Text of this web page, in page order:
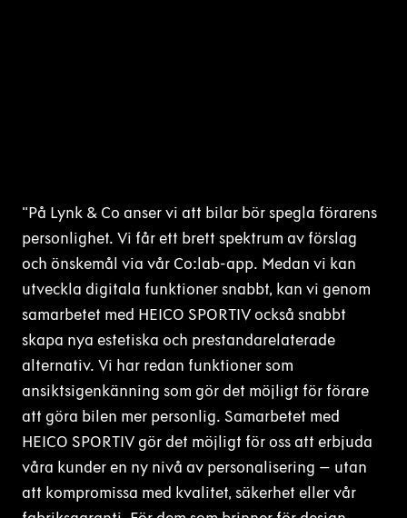
"På Lynk & Co anser vi att bilar bör spegla förarens
personlighet. Vi får ett brett spektrum av förslag
och önskemål via vår Co:lab-app. Medan vi kan
utveckla digitala funktioner snabbt, kan vi genom
samarbetet med HEICO SPORTIV också snabbt
skapa nya estetiska och prestandarelaterade
alternativ. Vi har redan funktioner som
ansiktsigenkänning som gör det möjligt för förare
att göra bilen mer personlig. Samarbetet med
HEICO SPORTIV gör det möjligt för oss att erbjuda
våra kunder en ny nivå av personalisering – utan
att kompromissa med kvalitet, säkerhet eller vår